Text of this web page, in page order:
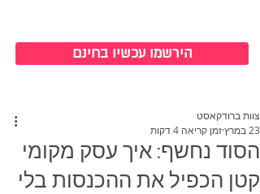
הירשמו עכשיו בחינם
הסוד נחשף: איך עסק מקומי
קטן הכפיל את ההכנסות בלי
צוות ברודקאסט
23 במרץ
זמן קריאה 4 דקות